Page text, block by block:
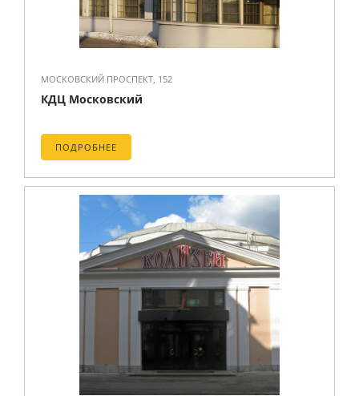
МОСКОВСКИЙ ПРОСПЕКТ, 152
КДЦ Московский
ПОДРОБНЕЕ